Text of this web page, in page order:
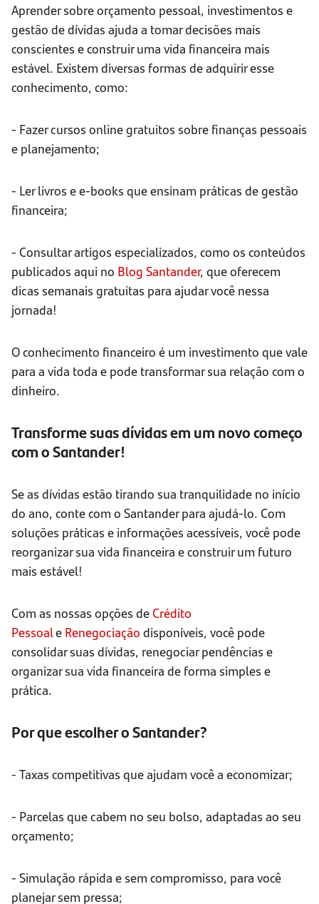
Aprender sobre orçamento pessoal, investimentos e
gestão de dívidas ajuda a tomar decisões mais
conscientes e construir uma vida financeira mais
estável. Existem diversas formas de adquirir esse
conhecimento, como:
- Fazer cursos online gratuitos sobre finanças pessoais
e planejamento;
- Ler livros e e-books que ensinam práticas de gestão
financeira;
- Consultar artigos especializados, como os conteúdos
publicados aqui no Blog Santander, que oferecem
dicas semanais gratuitas para ajudar você nessa
jornada!
O conhecimento financeiro é um investimento que vale
para a vida toda e pode transformar sua relação com o
dinheiro.
Transforme suas dívidas em um novo começo
com o Santander!
Se as dívidas estão tirando sua tranquilidade no início
do ano, conte com o Santander para ajudá-lo. Com
soluções práticas e informações acessíveis, você pode
reorganizar sua vida financeira e construir um futuro
mais estável!
Com as nossas opções deCrédito
Pessoale Renegociação disponíveis, você pode
consolidar suas dívidas, renegociar pendências e
organizar sua vida financeira de forma simples e
prática.
Por que escolher o Santander?
- Taxas competitivas que ajudam você a economizar;
- Parcelas que cabem no seu bolso, adaptadas ao seu
orçamento;
- Simulação rápida e sem compromisso, para você
planejar sem pressa;